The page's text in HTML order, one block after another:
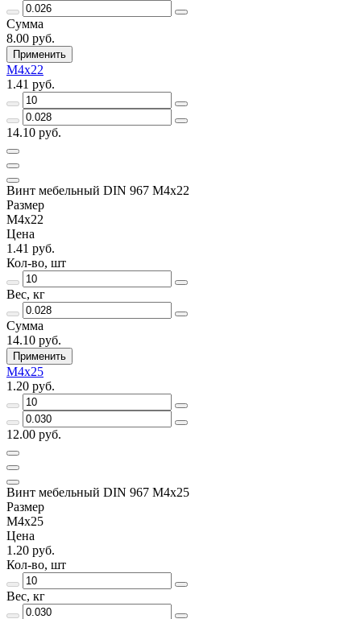
Сумма
8.00 руб.
Применить
M4x22
1.41 руб.
14.10 руб.
Винт мебельный DIN 967 M4x22
Размер
M4x22
Цена
1.41 руб.
Кол-во, шт
Вес, кг
Сумма
14.10 руб.
Применить
M4x25
1.20 руб.
12.00 руб.
Винт мебельный DIN 967 M4x25
Размер
M4x25
Цена
1.20 руб.
Кол-во, шт
Вес, кг